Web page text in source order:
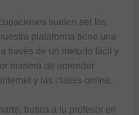
suelen ser los
plataforma tiene una
través de un método fácil y
manera de aprender
y las clases online.
busca a tu profesor en